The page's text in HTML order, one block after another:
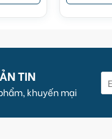
TIN
khuyến mại